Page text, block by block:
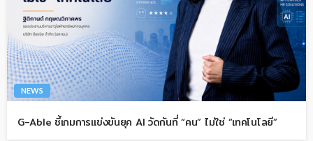
NEWS
G-Able ชี้เกมการแข่งขันยุค AI วัดกันที่ “คน” ไม่ใช่ “เทคโนโลยี”